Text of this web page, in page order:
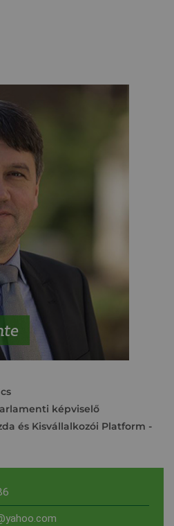
képviselő
és Kisvállalkozói Platform -